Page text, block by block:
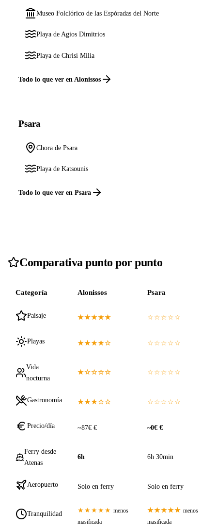
Museo Folclórico de las Espóradas del Norte
Playa de Agios Dimitrios
Playa de Chrisi Milia
Todo lo que ver en Alonissos
Psara
Chora de Psara
Playa de Katsounis
Todo lo que ver en Psara
Comparativa punto por punto
Categoría Alonissos Psara
Paisaje ★★★★★ ☆☆☆☆☆
Playas ★★★★☆ ☆☆☆☆☆
Vida
nocturna
★☆☆☆☆ ☆☆☆☆☆
Gastronomía ★★★☆☆ ☆☆☆☆☆
Precio/día ~87€ € ~0€ €
Ferry desde
Atenas
6h 6h 30min
Aeropuerto Solo en ferry Solo en ferry
Tranquilidad ★★★★★ menos
masificada
★★★★★ menos
masificada